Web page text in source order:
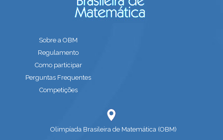
Sobre a OBM
Regulamento
Como participar
Perguntas Frequentes
Competições
Olimpíada Brasileira de Matemática (OBM)